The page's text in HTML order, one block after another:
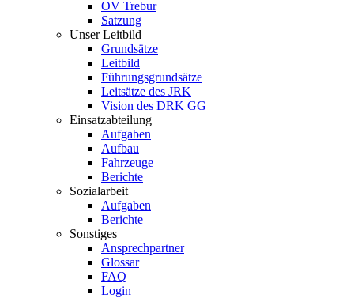
OV Trebur
Satzung
Unser Leitbild
Grundsätze
Leitbild
Führungsgrundsätze
Leitsätze des JRK
Vision des DRK GG
Einsatzabteilung
Aufgaben
Aufbau
Fahrzeuge
Berichte
Sozialarbeit
Aufgaben
Berichte
Sonstiges
Ansprechpartner
Glossar
FAQ
Login